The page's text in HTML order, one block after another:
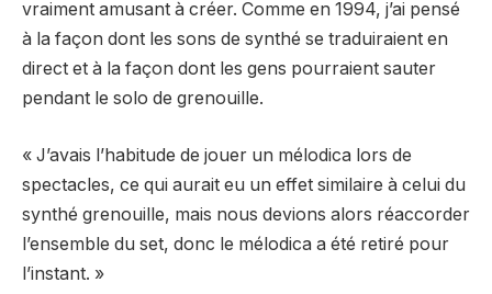
vraiment amusant à créer. Comme en 1994, j’ai pensé
à la façon dont les sons de synthé se traduiraient en
direct et à la façon dont les gens pourraient sauter
pendant le solo de grenouille.
« J’avais l’habitude de jouer un mélodica lors de
spectacles, ce qui aurait eu un effet similaire à celui du
synthé grenouille, mais nous devions alors réaccorder
l’ensemble du set, donc le mélodica a été retiré pour
l’instant. »